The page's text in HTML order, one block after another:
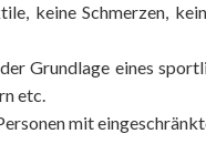
keine Schmerzen,
Grundlage eines
etc.
mit